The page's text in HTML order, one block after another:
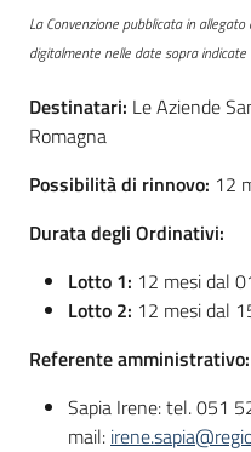
La Convenzione pubblicata in
digitalmente nelle date sopra indicate
Destinatari: Le Aziende
Romagna
Possibilità di rinnovo: 12
Durata degli Ordinativi:
Lotto 1: 12 mesi dal
Lotto 2: 12 mesi dal
Referente amministrativo:
Sapia Irene: tel. 051
mail: